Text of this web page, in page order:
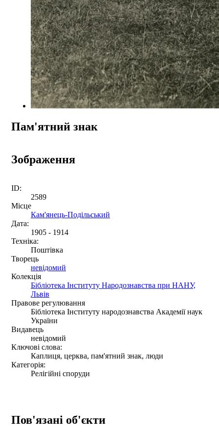
Пам'ятний знак
Зображення
ID:
2589
Місце
Кам'янець-Подільський
Дата:
1905 - 1914
Техніка:
Поштівка
Творець
невідомий
Колекція
Бібліотека Інституту Народознавства при НАНУ,
Львів
Правове регулювання
Бібліотека Інституту народознавства Академії наук
України
Видавець
невідомий
Ключові слова:
Каплиця, церква, пам'ятний знак, люди
Категорія:
Релігійні споруди
Пов'язані об'єкти